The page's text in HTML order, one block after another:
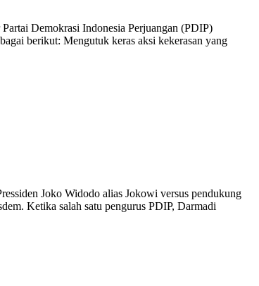
Demokrasi Indonesia Perjuangan (PDIP)
berikut: Mengutuk keras aksi kekerasan yang
Joko Widodo alias Jokowi versus pendukung
Ketika salah satu pengurus PDIP, Darmadi